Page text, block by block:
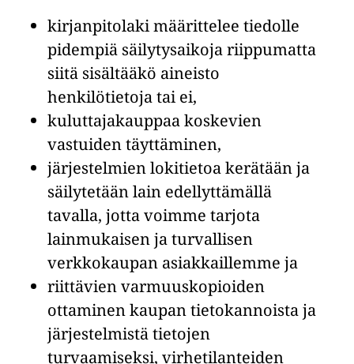
kirjanpitolaki määrittelee tiedolle
pidempiä säilytysaikoja riippumatta
siitä sisältääkö aineisto
henkilötietoja tai ei,
kuluttajakauppaa koskevien
vastuiden täyttäminen,
järjestelmien lokitietoa kerätään ja
säilytetään lain edellyttämällä
tavalla, jotta voimme tarjota
lainmukaisen ja turvallisen
verkkokaupan asiakkaillemme ja
riittävien varmuuskopioiden
ottaminen kaupan tietokannoista ja
järjestelmistä tietojen
turvaamiseksi, virhetilanteiden